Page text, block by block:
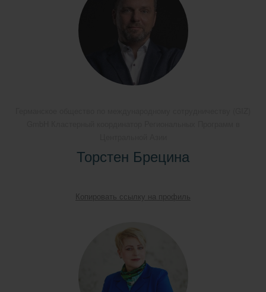
Торстен Брецина
Копировать ссылку на профиль